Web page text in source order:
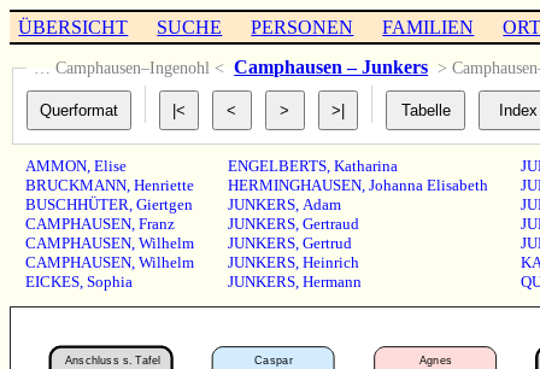
ÜBERSICHT SUCHE PERSONEN FAMILIEN
… Camphausen–Ingenohl < Camphausen – Junkers >
AMMON,Elise
BRUCKMANN,Henriette
BUSCHHÜTER,Giertgen
CAMPHAUSEN,Franz
CAMPHAUSEN,Wilhelm
CAMPHAUSEN,Wilhelm
EICKES,Sophia
ENGELBERTS, Katharina
HERMINGHAUSEN, Johanna Elisabeth
JUNKERS, Adam
JUNKERS, Gertraud
JUNKERS, Gertrud
JUNKERS, Heinrich
JUNKERS, Hermann
Agnes
Caspar
Anschluss s. Tafel